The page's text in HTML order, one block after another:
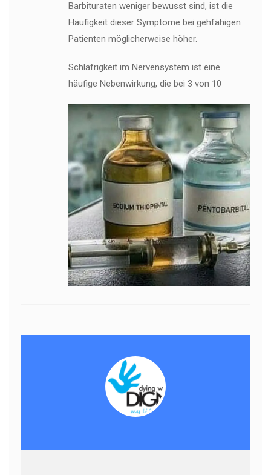
Barbituraten weniger bewusst sind, ist die
Häufigkeit dieser Symptome bei gehfähigen
Patienten möglicherweise höher.
Schläfrigkeit im Nervensystem ist eine
häufige Nebenwirkung, die bei 3 von 10